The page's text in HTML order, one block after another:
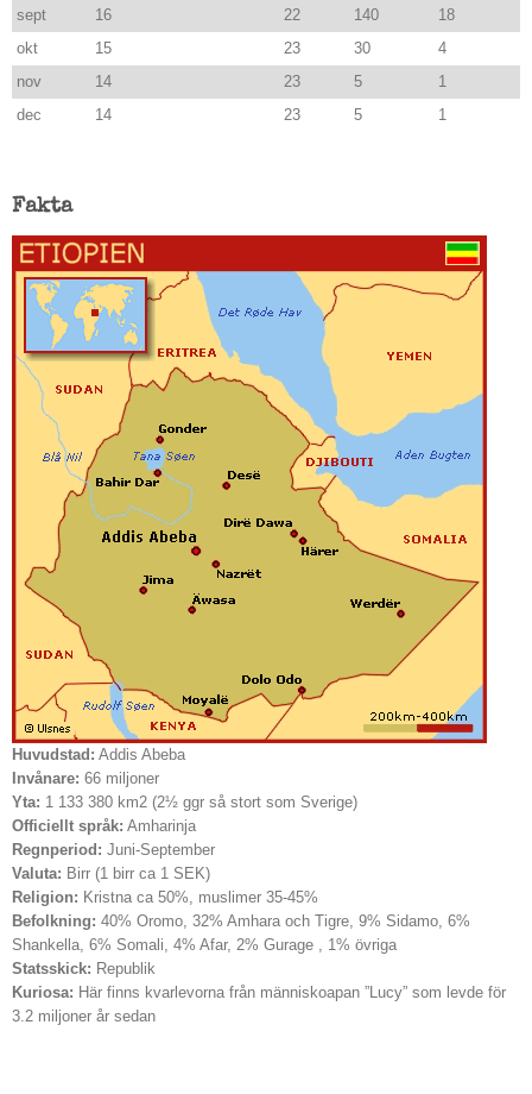
sept
16 22 140
18
okt
15 23 30
4
nov
14 23 5
1
dec
14 23 5 1
Fakta
Huvudstad: Addis Abeba
Invånare: 66 miljoner
Yta: 1 133 380 km2 (2½ ggr så stort som Sverige)
Officiellt språk: Amharinja
Regnperiod: Juni-September
Valuta: Birr (1 birr ca 1 SEK)
Religion: Kristna ca 50%, muslimer 35-45%
Befolkning: 40% Oromo, 32% Amhara och Tigre, 9% Sidamo, 6%
Shankella, 6% Somali, 4% Afar, 2% Gurage , 1% övriga
Statsskick: Republik
Kuriosa: Här finns kvarlevorna från människoapan ”Lucy” som levde för
3.2 miljoner år sedan